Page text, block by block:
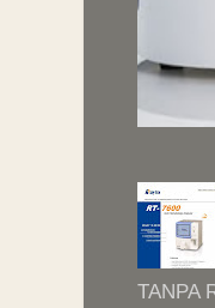
TANPA